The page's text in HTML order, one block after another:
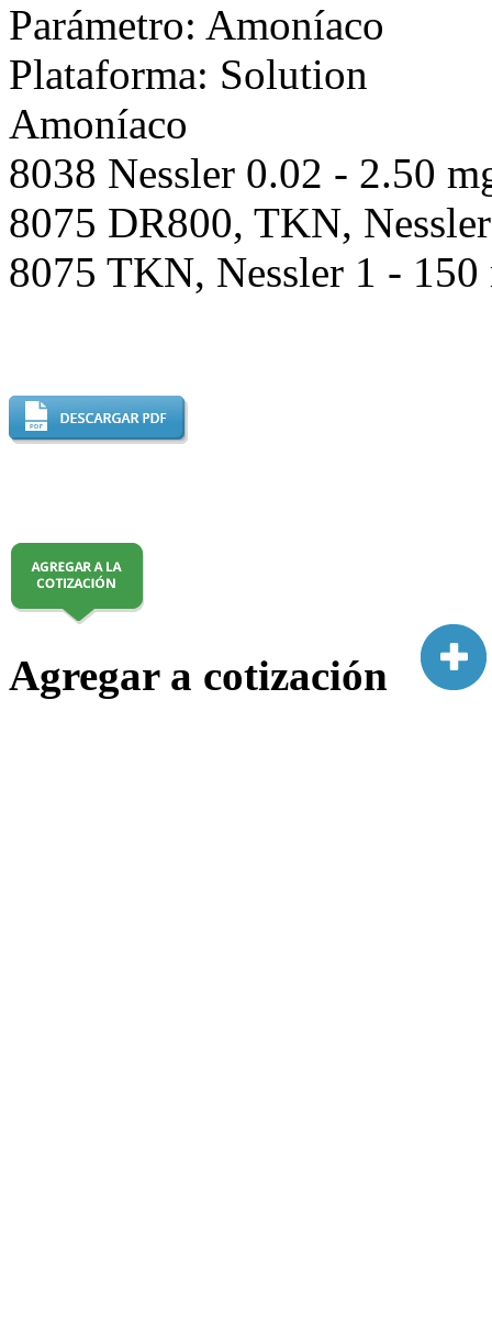
Parámetro: Amoníaco
Plataforma: Solution
Amoníaco
8038 Nessler 0.02 - 2.50
8075 DR800, TKN,
8075 TKN, Nessler 1 -
Agregar a cotización